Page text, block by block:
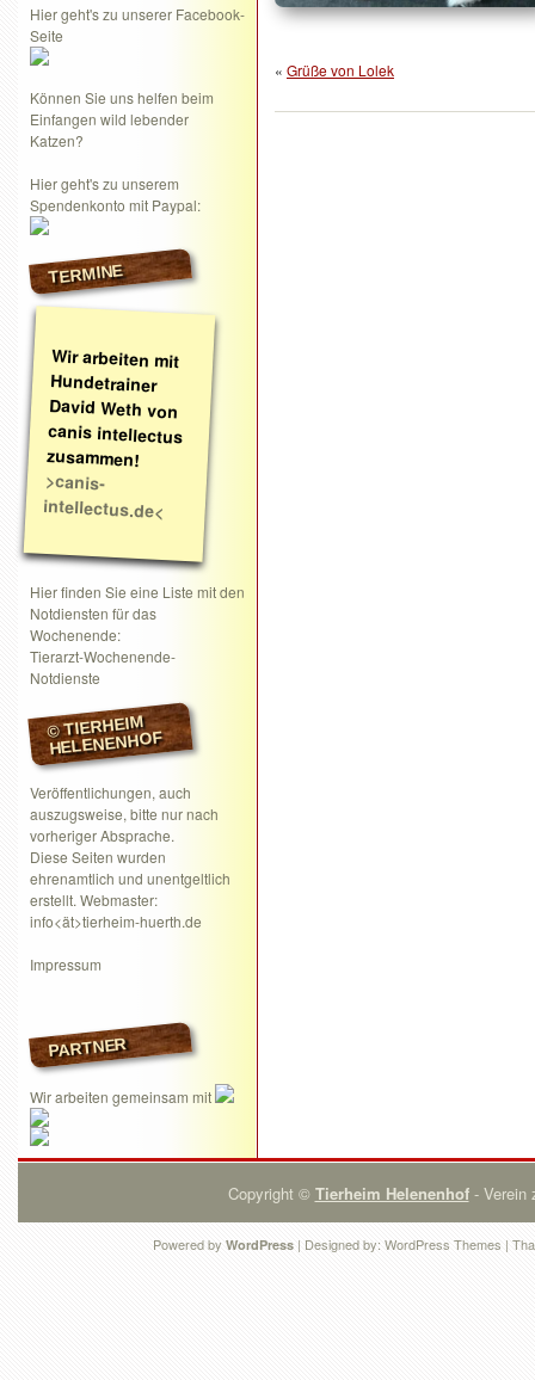
Hier geht's zu unserer Facebook-
Seite
Können Sie uns helfen beim
Einfangen wild lebender
Katzen?
Hier geht's zu unserem
Spendenkonto mit Paypal:
TERMINE
Wir arbeiten mit
Hundetrainer
David Weth von
canis intellectus
zusammen!
>canis-
intellectus.de<
Hier finden Sie eine Liste mit den
Notdiensten für das
Wochenende:
Tierarzt-Wochenende-
Notdienste
© TIERHEIM
HELENENHOF
Veröffentlichungen, auch
auszugsweise, bitte nur nach
vorheriger Absprache.
Diese Seiten wurden
ehrenamtlich und unentgeltlich
erstellt. Webmaster:
info<ät>tierheim-huerth.de
Impressum
PARTNER
Wir arbeiten gemeinsam mit
« Grüße von Lolek
Copyright © Tierheim Helenenhof- Verein
Powered by WordPress | Designed by: WordPress Themes |